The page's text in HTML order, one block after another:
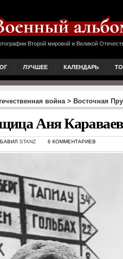
Второй мировой и Великой
ЛУЧШЕЕ КАЛЕНДАРЬ
война> Восточная
Аня
STANZ 6 КОММЕНТАРИЕВ